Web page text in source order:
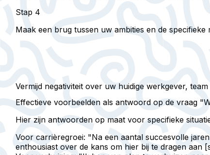
Stap 4
Maak een brug tussen uw ambities en de
Vermijd negativiteit over uw huidige werkgever,
Effectieve voorbeelden als antwoord op de vraag
Hier zijn antwoorden op maat voor specifieke
Voor carrièregroei: "Na een aantal succesvolle
enthousiast over de kans om hier bij te dragen aan